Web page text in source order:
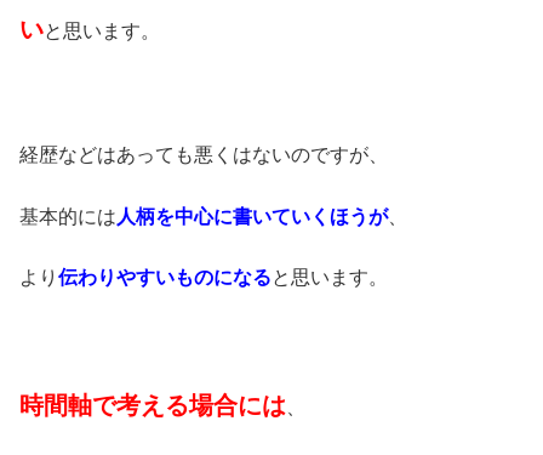
いと思います。
経歴などはあっても悪くはないのですが、
基本的には 人柄を中心に書いていくほうが、
より 伝わりやすいものになると思います。
時間軸で考える場合には